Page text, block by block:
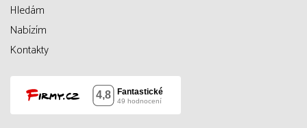
Hledám
Nabízím
Kontakty